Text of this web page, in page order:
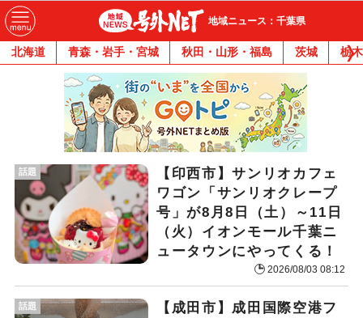
地域ニュース：千葉県
北海道 青森・岩手・宮城 秋田・山形・福島 茨城 栃木
話題
【印西市】サンリオカフェ
ワゴン「サンリオクレープ
号」が8月8日（土）～11日
（火）イオンモール千葉ニ
ュータウンにやってくる！
2026/08/03 08:12
話題
【成田市】成田国際空港フ